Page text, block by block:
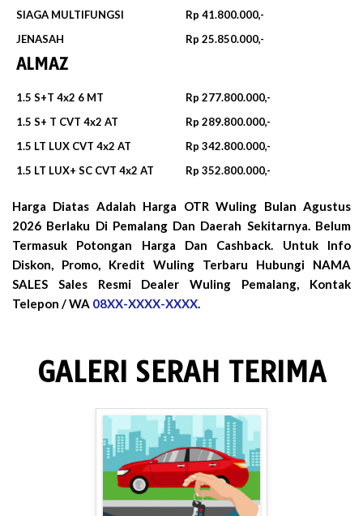
SIAGA MULTIFUNGSI
Rp 41.800.000,-
JENASAH
Rp 25.850.000,-
ALMAZ
1.5 S+T 4x2 6 MT
Rp 277.800.000,-
1.5 S+ T CVT 4x2 AT
Rp 289.800.000,-
1.5 LT LUX CVT 4x2 AT
Rp 342.800.000,-
1.5 LT LUX+ SC CVT 4x2 AT
Rp 352.800.000,-
Harga Diatas Adalah Harga OTR Wuling Bulan Agustus
2026 Berlaku Di Pemalang Dan Daerah Sekitarnya. Belum
Termasuk Potongan Harga Dan Cashback. Untuk Info
Diskon, Promo, Kredit Wuling Terbaru Hubungi NAMA
SALES Sales Resmi Dealer Wuling Pemalang, Kontak
Telepon / WA 08XX-XXXX-XXXX.
GALERI SERAH TERIMA